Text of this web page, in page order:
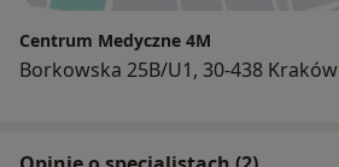
Centrum Medyczne 4M
Borkowska 25B/U1, 30-438 Kraków